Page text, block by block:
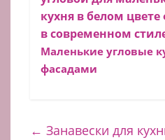
Маленькие угловые
фасадами
← Занавески для